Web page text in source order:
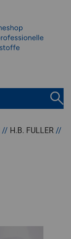
// H.B. FULLER //